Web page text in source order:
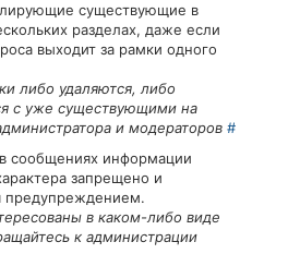
существующие в
разделах, даже если
выходит за рамки одного
либо удаляются, либо
с уже существующими на
и модераторов #
сообщениях информации
запрещено и
предупреждением.
в каком-либо виде
к администрации